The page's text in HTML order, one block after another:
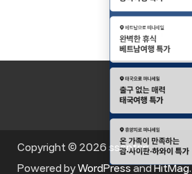
Copyright © 2026 ssantrip.
Powered byWordPressandHitMag.